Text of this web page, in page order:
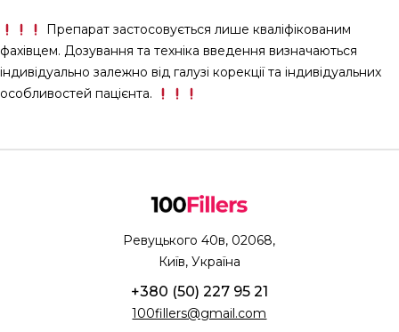
Препарат застосовується лише кваліфікованим
фахівцем. Дозування та техніка введення визначаються
індивідуально залежно від галузі корекції та індивідуальних
особливостей пацієнта.
Ревуцького 40в, 02068,
Київ, Україна
+380 (50) 227 95 21
100fillers@gmail.com